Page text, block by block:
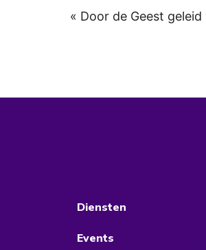
« Door de Geest
Diensten
Events